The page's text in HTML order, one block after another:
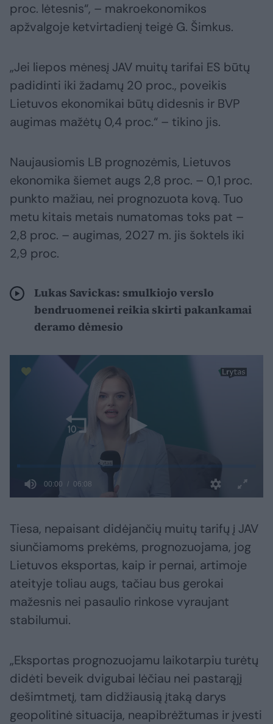
proc. lėtesnis“, – makroekonomikos
apžvalgoje ketvirtadienį teigė G. Šimkus.
„Jei liepos mėnesį JAV muitų tarifai ES būtų
padidinti iki žadamų 20 proc., poveikis
Lietuvos ekonomikai būtų didesnis ir BVP
augimas mažėtų 0,4 proc.“ – tikino jis.
Naujausiomis LB prognozėmis, Lietuvos
ekonomika šiemet augs 2,8 proc. – 0,1 proc.
punkto mažiau, nei prognozuota kovą. Tuo
metu kitais metais numatomas toks pat –
2,8 proc. – augimas, 2027 m. jis šoktels iki
2,9 proc.
Lukas Savickas: smulkiojo verslo
bendruomenei reikia skirti pakankamai
deramo dėmesio
Tiesa, nepaisant didėjančių muitų tarifų į JAV
siunčiamoms prekėms, prognozuojama, jog
Lietuvos eksportas, kaip ir pernai, artimoje
ateityje toliau augs, tačiau bus gerokai
mažesnis nei pasaulio rinkose vyraujant
stabilumui.
„Eksportas prognozuojamu laikotarpiu turėtų
didėti beveik dvigubai lėčiau nei pastarąjį
dešimtmetį, tam didžiausią įtaką darys
geopolitinė situacija, neapibrėžtumas ir įvesti